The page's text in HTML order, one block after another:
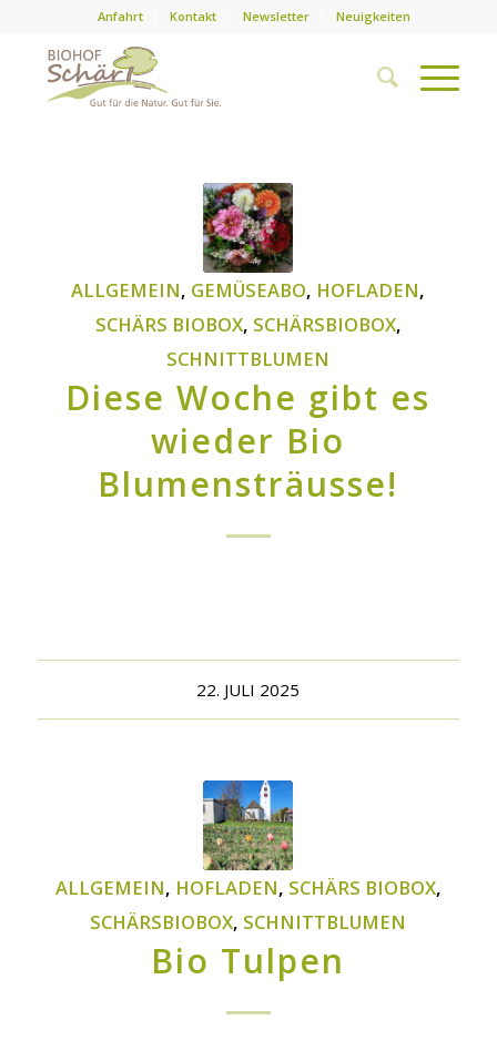
Anfahrt Kontakt Newsletter Neuigkeiten
ALLGEMEIN, GEMÜSEABO, HOFLADEN,
SCHÄRS BIOBOX, SCHÄRSBIOBOX,
SCHNITTBLUMEN
Diese Woche gibt es
wieder Bio
Blumensträusse!
22. JULI 2025
ALLGEMEIN, HOFLADEN, SCHÄRS BIOBOX,
SCHÄRSBIOBOX, SCHNITTBLUMEN
Bio Tulpen